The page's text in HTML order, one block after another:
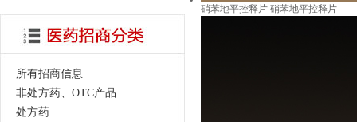
所有招商信息
非处方药、OTC产品
处方药
硝苯地平控释片 硝苯地平控释片